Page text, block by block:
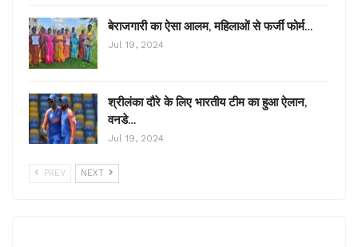
बेराजगारी का ऐसा आलम, महिलाओं से फर्जी फोर्म…
Jul 19, 2024
श्रीलंका दौरे के लिए भारतीय टीम का हुआ ऐलान,
वनडे…
Jul 19, 2024
PREV NEXT